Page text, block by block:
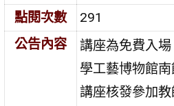
點閱次數
291
公告內容
講座為免費入
學工藝博物館
講座核發參加